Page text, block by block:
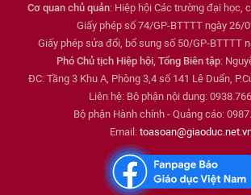
Cơ quan chủ quản: Hiệp hội Các trường đại học,
Giấy phép số 74/GP-BTTTT ngày 26/
Giấy phép sửa đổi, bổ sung số 50/GP-BTTTT
Phó Chủ tịch Hiệp hội, Tổng Biên tập:
ĐC: Tầng 3 Khu A, Phòng 3,4 số 141 Lê Duẩn,
Liên hệ: Bộ phận nội dung:
Bộ phận Hành chính - Quảng cáo:
Email: